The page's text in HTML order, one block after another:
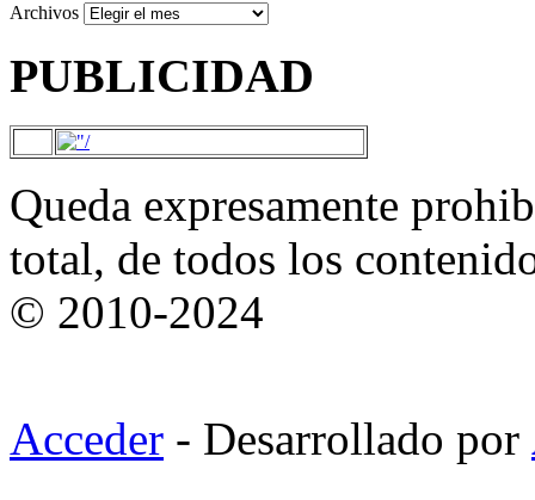
Archivos
PUBLICIDAD
Queda expresamente
total, de todos los
© 2010-2024
Acceder - Desarrollado por